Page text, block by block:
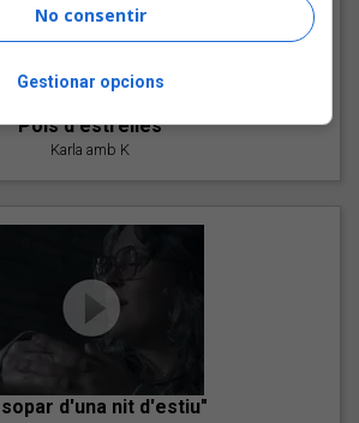
"Pols d'estrelles"
Karla amb K
sopar d'una nit d'estiu"
No consentir
Gestionar opcions